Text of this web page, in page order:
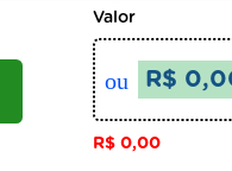
Valor
ou R$
R$ 0,00